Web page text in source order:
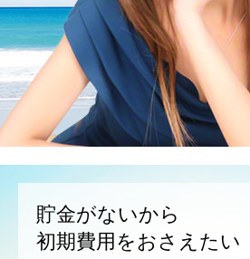
貯金がないから
初期費用をおさえたい